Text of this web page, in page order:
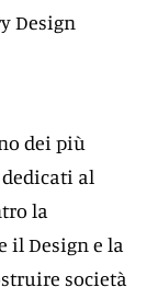
Design
dei più
al
la
il Design e la
società